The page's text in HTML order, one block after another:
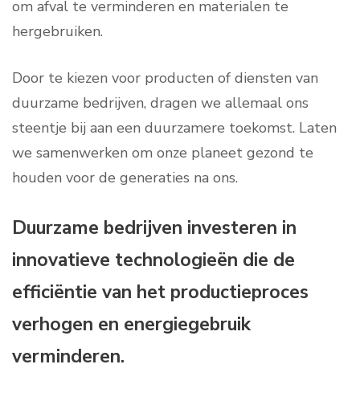
om afval te verminderen en materialen te
hergebruiken.
Door te kiezen voor producten of diensten van
duurzame bedrijven, dragen we allemaal ons
steentje bij aan een duurzamere toekomst. Laten
we samenwerken om onze planeet gezond te
houden voor de generaties na ons.
Duurzame bedrijven investeren in
innovatieve technologieën die de
efficiëntie van het productieproces
verhogen en energiegebruik
verminderen.